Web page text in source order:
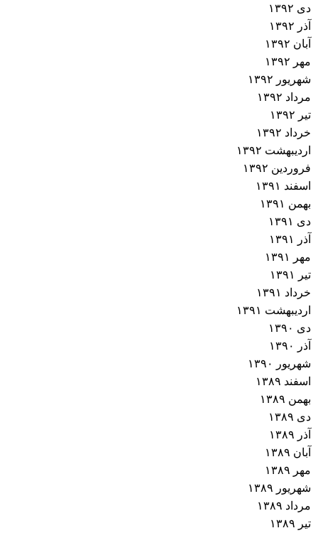
دی ۱۳۹۲
آذر ۱۳۹۲
آبان ۱۳۹۲
مهر ۱۳۹۲
شهریور ۱۳۹۲
مرداد ۱۳۹۲
تیر ۱۳۹۲
خرداد ۱۳۹۲
اردیبهشت ۱۳۹۲
فروردین ۱۳۹۲
اسفند ۱۳۹۱
بهمن ۱۳۹۱
دی ۱۳۹۱
آذر ۱۳۹۱
مهر ۱۳۹۱
تیر ۱۳۹۱
خرداد ۱۳۹۱
اردیبهشت ۱۳۹۱
دی ۱۳۹۰
آذر ۱۳۹۰
شهریور ۱۳۹۰
اسفند ۱۳۸۹
بهمن ۱۳۸۹
دی ۱۳۸۹
آذر ۱۳۸۹
آبان ۱۳۸۹
مهر ۱۳۸۹
شهریور ۱۳۸۹
مرداد ۱۳۸۹
تیر ۱۳۸۹